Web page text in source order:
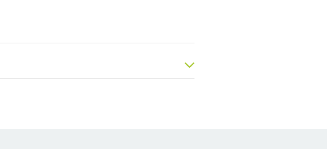
woord "Angel", wat “engel” betekent.
bekend als een steen die je helpt om